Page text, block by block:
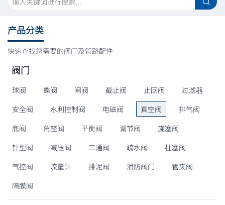
产品分类
快速查找您需要的阀门及管路配件
阀门
球阀 蝶阀 闸阀 截止阀 止回阀
过滤器
安全阀
水利控制阀 电磁阀 真空阀
排气阀
底阀
角座阀 平衡阀 调节阀
旋塞阀
针型阀
减压阀 二通阀 疏水阀
柱塞阀
气控阀
流量计 排泥阀 消防阀门
管夹阀
隔膜阀